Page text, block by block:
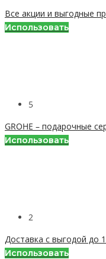
Все акции и выгодные
Использовать
5
GROHE – подарочные
Использовать
2
Доставка с выгодой до
Использовать